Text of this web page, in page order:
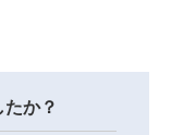
か？